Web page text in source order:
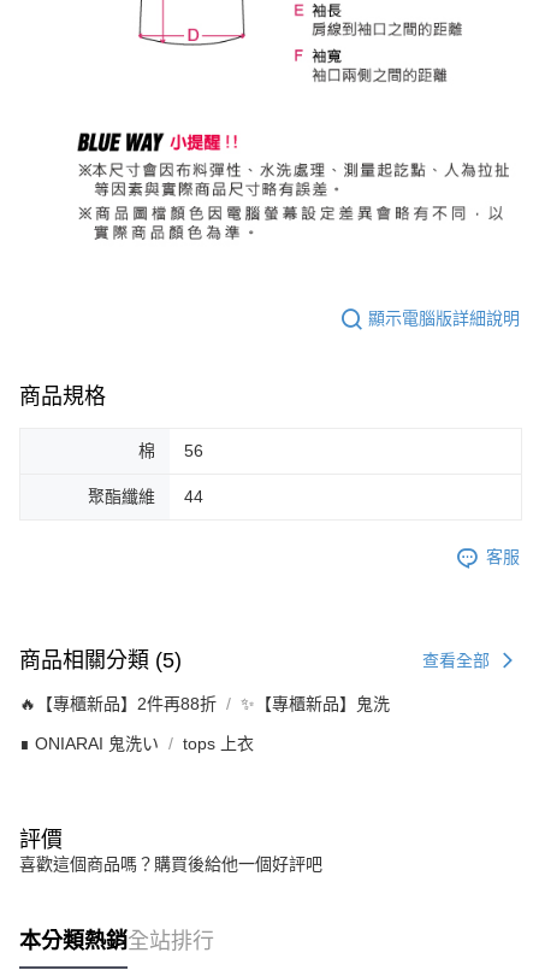
顯示電腦版詳細說明
商品規格
棉 56
聚酯纖維 44
客服
商品相關分類 (5) 查看全部
🔥【專櫃新品】2件再88折 ✨【專櫃新品】鬼洗
∎ ONIARAI 鬼洗い tops 上衣
評價
喜歡這個商品嗎？購買後給他一個好評吧
本分類熱銷全站排行